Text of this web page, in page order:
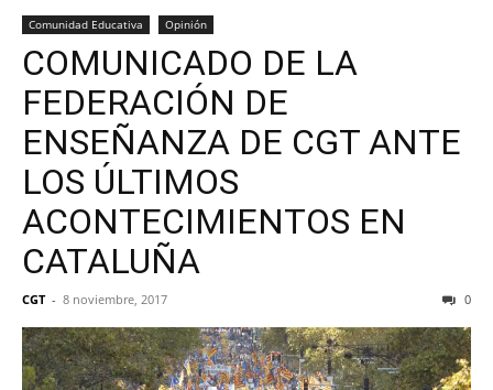
Comunidad Educativa Opinión
COMUNICADO DE LA
FEDERACIÓN DE
ENSEÑANZA DE CGT ANTE
LOS ÚLTIMOS
ACONTECIMIENTOS EN
CATALUÑA
CGT - 8 noviembre, 2017 0